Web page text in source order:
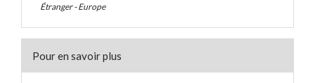
Étranger - Europe
Pour en savoir plus